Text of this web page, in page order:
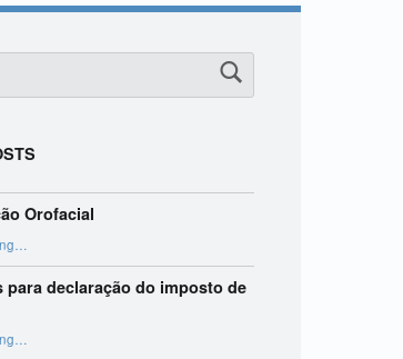
Orofacial
…
para declaração do imposto de
“Orientações para declaração do imposto de renda”
…